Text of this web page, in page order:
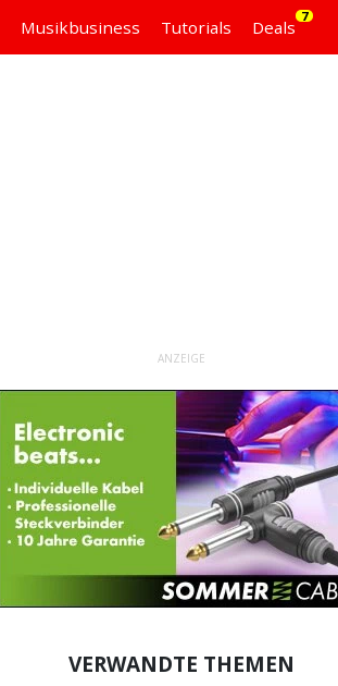
Musikbusiness Tutorials Deals
7
ANZEIGE
VERWANDTE THEMEN